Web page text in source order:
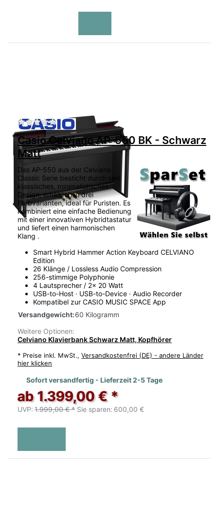
Zu diesem Produkt liegen noch keine
Casio Celviano AP-550 BK - Schwarz
Matt
Das AP-550 aus der Celviano
Classic Serie besticht durch sein
klassisches, minimalistisches
Design, erhältlich in drei
Farbvarianten, ideal für Puristen. Es
kombiniert eine einfache Bedienung
mit einer innovativen Hybridtastatur
und liefert einen harmonischen
Klang .
Smart Hybrid Hammer Action Keyboard CELVIANO
Edition
26 Klänge / Lossless Audio Compression
256-stimmige Polyphonie
4 Lautsprecher / 2x 20 Watt
USB-to-Host · USB-to-Device · Audio Recorder
Kompatibel zur CASIO MUSIC SPACE App
Versandgewicht:60 Kilogramm
Weitere Optionen:
Celviano Klavierbank Schwarz Matt, Kopfhörer
* Preise inkl. MwSt., Versandkostenfrei (DE) - andere Länder
hier klicken
Sofort versandfertig - Lieferzeit 2-5 Tage
ab 1.399,00 € *
UVP: 1.999,00 € * Sie sparen: 600,00 €